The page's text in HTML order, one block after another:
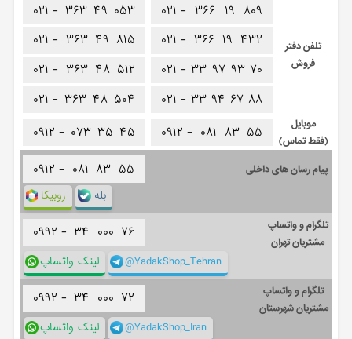
تلفن دفتر
فروش
۰۲۱ - ۳۶۶ ۱۹ ۸۰۹
۰۲۱ - ۳۶۶ ۱۹ ۴۳۲
۰۲۱ - ۳۳ ۹۷ ۹۳ ۷۰
۰۲۱ - ۳۳ ۹۴ ۶۷ ۸۸
۰۲۱ - ۳۶۳ ۴۹ ۰۵۳
۰۲۱ - ۳۶۳ ۴۹ ۸۱۵
۰۲۱ - ۳۶۳ ۴۸ ۵۱۲
۰۲۱ - ۳۶۳ ۴۸ ۵۰۴
موبایل
(فقط تماس)
۰۹۱۲ - ۰۸۱ ۸۳ ۵۵ ۰۹۱۲ - ۰۷۳ ۳۵ ۴۵
پیام رسان های داخلی ۰۹۱۲ - ۰۸۱ ۸۳ ۵۵
روبیکا بله
تلگرام و واتساپ
مشتریان تهران
۰۹۹۲ - ۳۴ ۰۰۰ ۷۶
لینک واتساپ @YadakShop_Tehran
تلگرام و واتساپ
مشتریان شهرستان
۰۹۹۲ - ۳۴ ۰۰۰ ۷۲
لینک واتساپ @YadakShop_Iran